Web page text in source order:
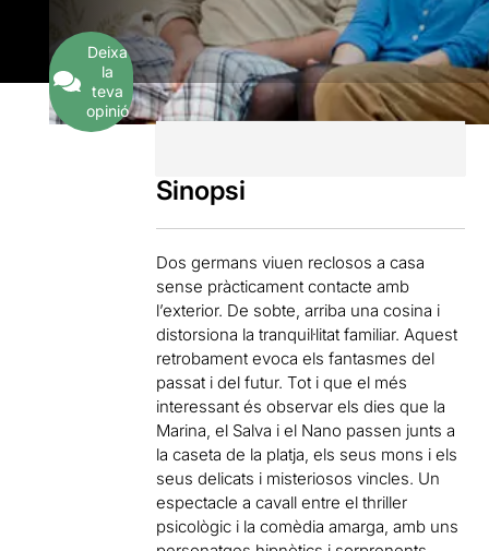
Deixa
la
teva
opinió
Sinopsi
Dos germans viuen reclosos a casa
sense pràcticament contacte amb
l’exterior. De sobte, arriba una cosina i
distorsiona la tranquil·litat familiar. Aquest
retrobament evoca els fantasmes del
passat i del futur. Tot i que el més
interessant és observar els dies que la
Marina, el Salva i el Nano passen junts a
la caseta de la platja, els seus mons i els
seus delicats i misteriosos vincles. Un
espectacle a cavall entre el thriller
psicològic i la comèdia amarga, amb uns